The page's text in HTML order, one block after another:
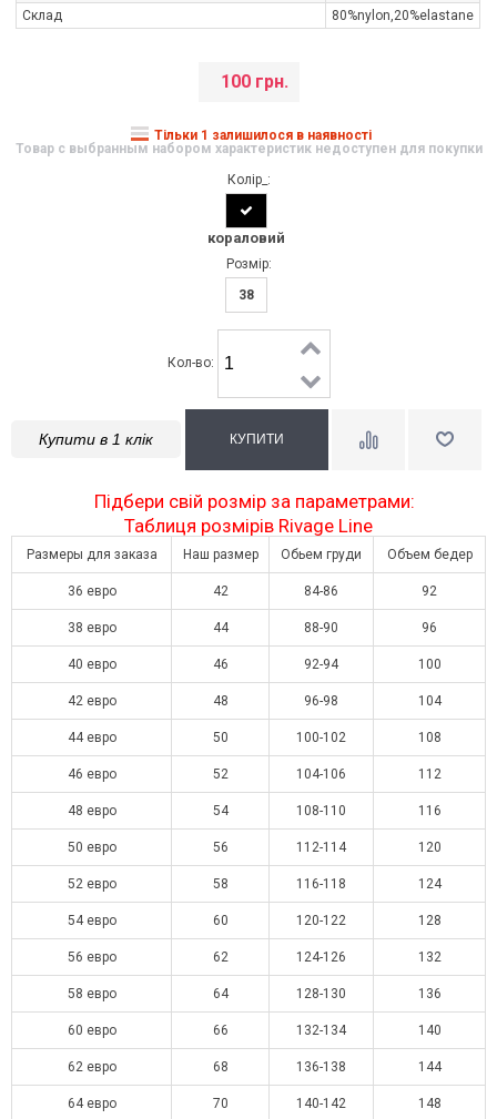
Склад
80%nylon,20%elastane
100 грн.
Тільки 1 залишилося в наявності
Товар с выбранным набором характеристик недоступен для покупки
Колір_:
кораловий
Розмір:
38
Кол-во:
Купити в 1 клік
Підбери свій розмір за параметрами:
Таблиця розмірів Rivage Line
Размеры для заказа Наш размер Обьем груди Объем бедер
36 евро 42 84-86 92
38 евро 44 88-90 96
40 евро 46 92-94 100
42 евро 48 96-98 104
44 евро 50 100-102 108
46 евро 52 104-106 112
48 евро 54 108-110 116
50 евро 56 112-114 120
52 евро 58 116-118 124
54 евро 60 120-122 128
56 евро 62 124-126 132
58 евро 64 128-130 136
60 евро 66 132-134 140
62 евро 68 136-138 144
64 евро 70 140-142 148